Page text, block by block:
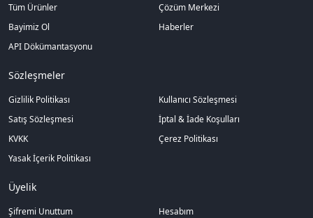
Tüm Ürünler
Çözüm Merkezi
Bayimiz Ol
Haberler
API Dökümantasyonu
Sözleşmeler
Gizlilik Politikası
Kullanıcı Sözleşmesi
Satış Sözleşmesi
İptal & İade Koşulları
KVKK
Çerez Politikası
Yasak İçerik Politikası
Üyelik
Şifremi Unuttum
Hesabım